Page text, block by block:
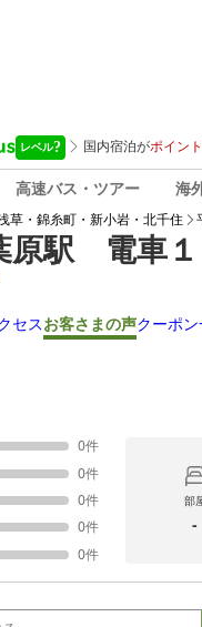
高速バス・ツアー 海
草・錦糸町・新小岩・北千住
原駅 電車
セスお客さまの声クーポ
0件
0件
0件
0件
0件
部
-